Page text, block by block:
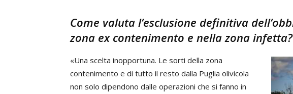
Come valuta l’esclusione definitiva
zona ex contenimento e nella zona infetta?
«Una scelta inopportuna. Le sorti della zona
contenimento e di tutto il resto dalla Puglia olivicola
non solo dipendono dalle operazioni che si fanno in